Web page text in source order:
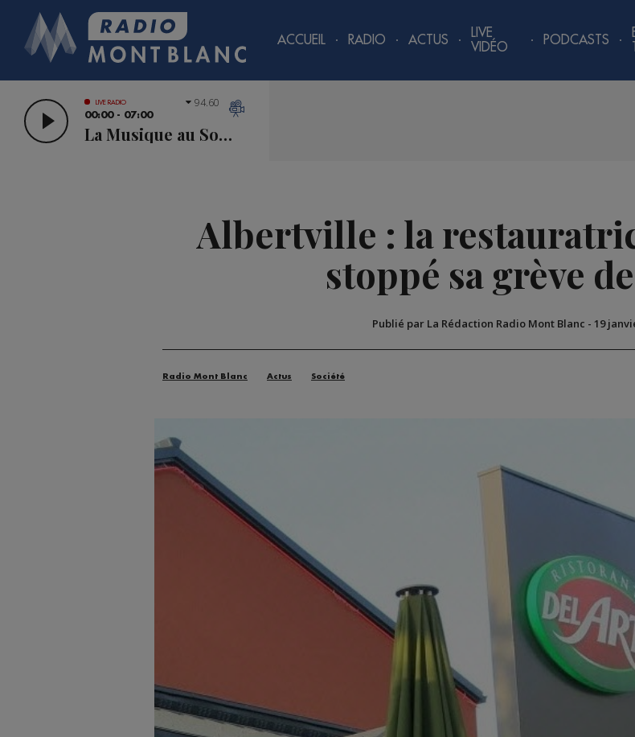
ACCUEIL RADIO ACTUS
LIVE
VIDÉO
PODCASTS
LIVE RADIO
00:00 - 07:00
La Musique au Sommet
94.60
Albertville : la
stoppé sa grève
Publié par La Rédaction Radio Mont Blanc - 19
Radio Mont Blanc Actus Société